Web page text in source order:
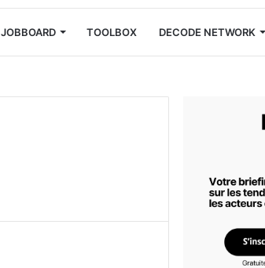
JOBBOARD TOOLBOX DECODE NETWORK